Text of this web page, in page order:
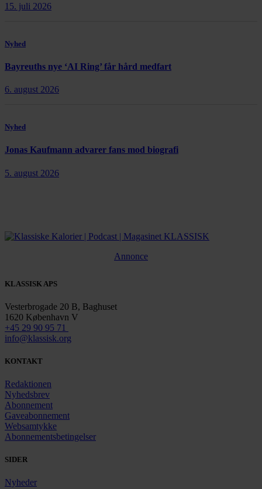
15. juli 2026
Nyhed
Bayreuths nye ‘AI Ring’ får hård medfart
6. august 2026
Nyhed
Jonas Kaufmann advarer fans mod biografi
5. august 2026
Annonce
KLASSISK APS
Vesterbrogade 20 B, Baghuset
1620 København V
+45 29 90 95 71
info@klassisk.org
KONTAKT
Redaktionen
Nyhedsbrev
Abonnement
Gaveabonnement
Websamtykke
Abonnementsbetingelser
SIDER
Nyheder